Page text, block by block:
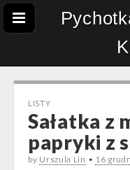
LISTY
Sałatka z
papryki z
by Urszula Lin • 16